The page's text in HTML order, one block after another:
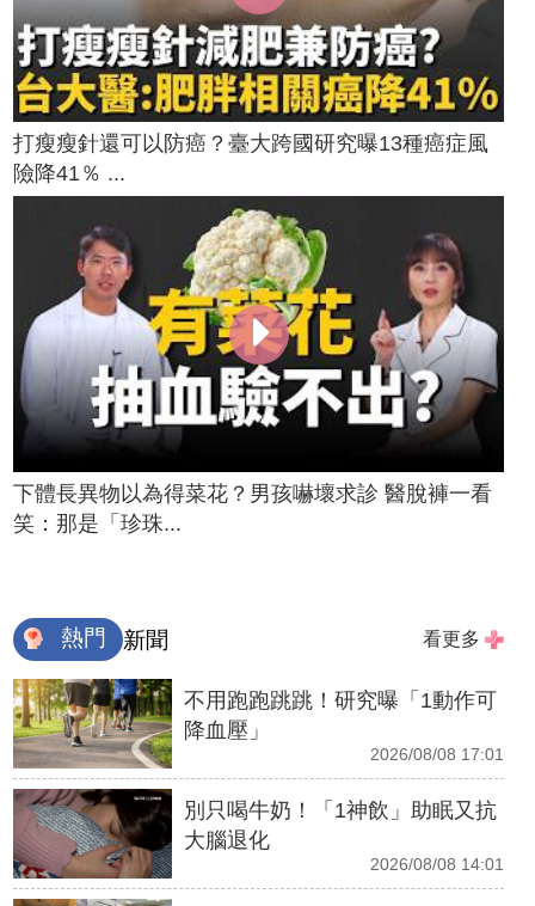
打瘦瘦針還可以防癌？臺大跨國研究曝13種癌症風
險降41％ ...
下體長異物以為得菜花？男孩嚇壞求診 醫脫褲一看
笑：那是「珍珠...
熱門 新聞 看更多
不用跑跑跳跳！研究曝「1動作可
降血壓」
2026/08/08 17:01
別只喝牛奶！「1神飲」助眠又抗
大腦退化
2026/08/08 14:01